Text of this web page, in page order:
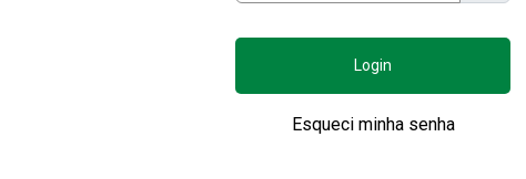
Login
Esqueci minha senha